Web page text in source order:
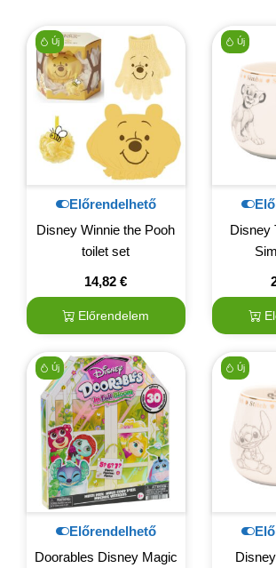
Új
Előrendelhető
Disney Winnie the Pooh
toilet set
14,82€
Előrendelem
Új
Disney
Új
Előrendelhető
Doorables Disney Magic
Új